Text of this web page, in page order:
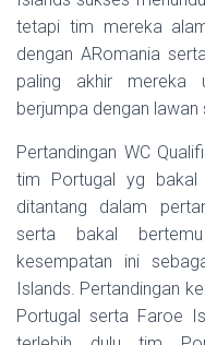
tetapi tim mereka
dengan ARomania
paling akhir mereka
berjumpa dengan lawan
Pertandingan WC
tim Portugal yg
ditantang dalam
serta bakal
kesempatan ini
Islands. Pertandingan
Portugal serta Faroe